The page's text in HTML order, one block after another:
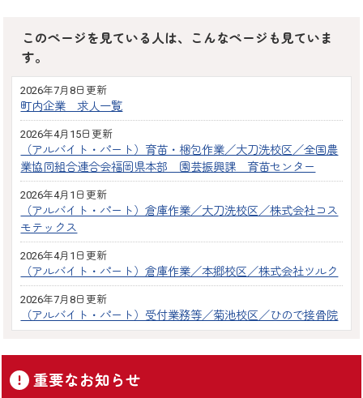
このページを見ている人は、こんなページも見ていま
す。
2026年7月8日更新
町内企業 求人一覧
2026年4月15日更新
（アルバイト・パート）育苗・梱包作業／大刀洗校区／全国農
業協同組合連合会福岡県本部 園芸振興課 育苗センター
2026年4月1日更新
（アルバイト・パート）倉庫作業／大刀洗校区／株式会社コス
モテックス
2026年4月1日更新
（アルバイト・パート）倉庫作業／本郷校区／株式会社ツルク
2026年7月8日更新
（アルバイト・パート）受付業務等／菊池校区／ひので接骨院
重要なお知らせ